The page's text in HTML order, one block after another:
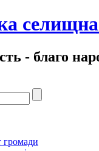
- благо
громади